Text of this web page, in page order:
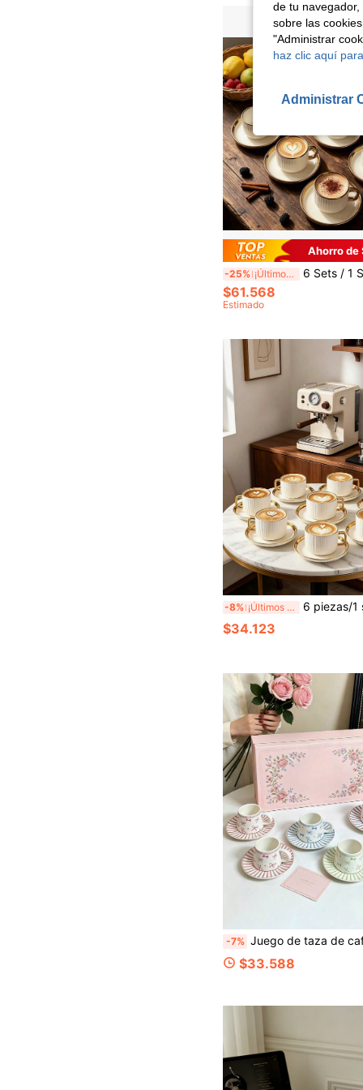
Ahorro de
-25% ¡Últimos 2 días 6 Sets / 1 Set 90ml (Aprox. 3oz) Juego de Taza y Plato de Cerámica con Borde Dorado y Rayas Verticales, Vajilla de Estética Minimalista Adecuada para Uso en Cafetería del Hogar, Taza de Espresso para Té de la Tarde, Regalo del Día de la Madre,
$61.568
Estimado
-8% ¡Últimos 2 días 6 piezas/1 set Juego de té de cerámica de lujo con borde dorado, incluye tazas de café y platos, (estante de hierro no incluido)/Espresso, apto para lavavajillas. Perfecto para cocina del hogar, decoración de mesa, té de la tarde, beber café, regalos
$34.123
-7% Juego de taza de café y platillo de cerámica con lazo color macaron, diseño de bloques de color a rayas frescas, opciones multicolor, estilo Ins Girl de alta estética, adecuado para el hogar, la oficina, escenas de té de la tarde, apto para mujeres
$33.588
de tu
sobre las
"Administrar
haz clic aquí
Administrar